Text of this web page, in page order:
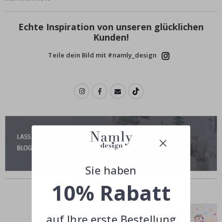
Echte Inspiration von unseren glücklichen
Kunden!
Teile dein Bild mit #namly_design
Andere kauften auch
Sie haben
10% Rabatt
auf Ihre erste Bestellung